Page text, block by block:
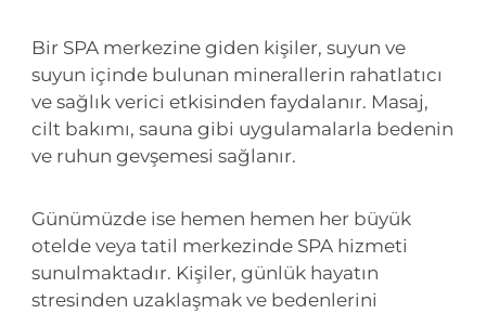
Bir SPA merkezine giden kişiler, suyun ve
suyun içinde bulunan minerallerin rahatlatıcı
ve sağlık verici etkisinden faydalanır. Masaj,
cilt bakımı, sauna gibi uygulamalarla bedenin
ve ruhun gevşemesi sağlanır.
Günümüzde ise hemen hemen her büyük
otelde veya tatil merkezinde SPA hizmeti
sunulmaktadır. Kişiler, günlük hayatın
stresinden uzaklaşmak ve bedenlerini